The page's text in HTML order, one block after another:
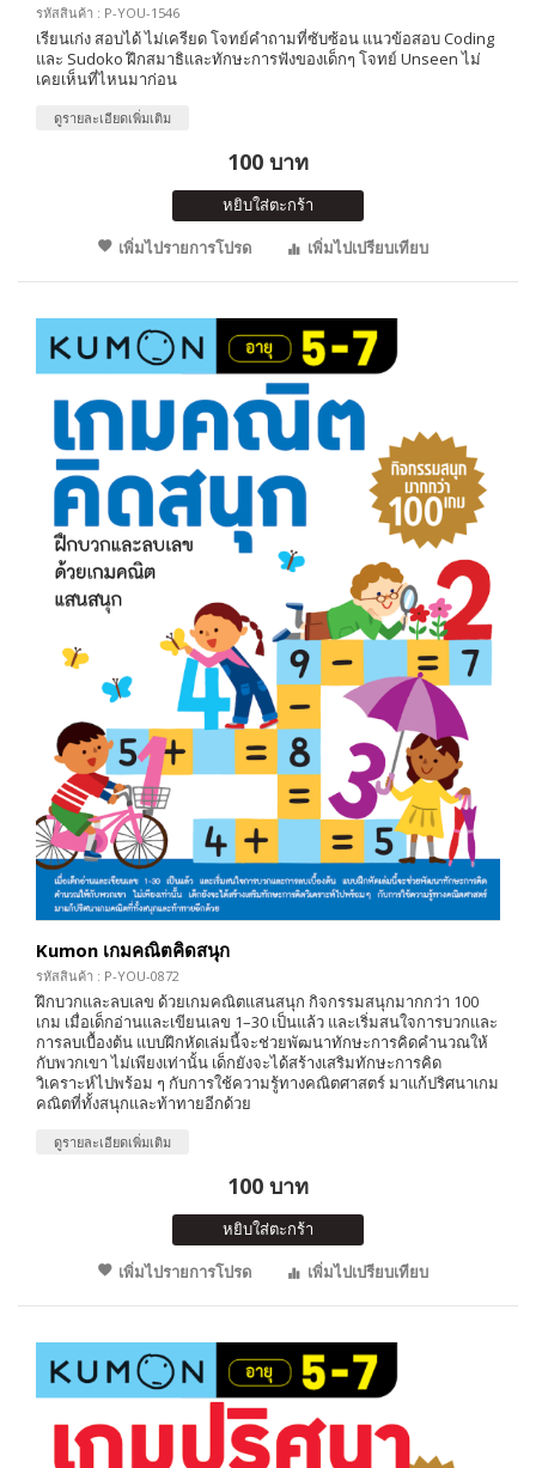
รหัสสินค้า : P-YOU-1546
เรียนเก่ง สอบได้ ไม่เครียด โจทย์คำถามที่ซับซ้อน แนวข้อสอบ Coding
และ Sudoko ฝึกสมาธิและทักษะการฟังของเด็กๆ โจทย์ Unseen ไม่
เคยเห็นที่ไหนมาก่อน
ดูรายละเอียดเพิ่มเติม
100 บาท
หยิบใส่ตะกร้า
เพิ่มไปรายการโปรด
เพิ่มไปเปรียบเทียบ
Kumon เกมคณิตคิดสนุก
รหัสสินค้า : P-YOU-0872
ฝึกบวกและลบเลข ด้วยเกมคณิตแสนสนุก กิจกรรมสนุกมากกว่า 100
เกม เมื่อเด็กอ่านและเขียนเลข 1–30 เป็นแล้ว และเริ่มสนใจการบวกและ
การลบเบื้องต้น แบบฝึกหัดเล่มนี้จะช่วยพัฒนาทักษะการคิดคำนวณให้
กับพวกเขา ไม่เพียงเท่านั้น เด็กยังจะได้สร้างเสริมทักษะการคิด
วิเคราะห์ไปพร้อม ๆ กับการใช้ความรู้ทางคณิตศาสตร์ มาแก้ปริศนาเกม
คณิตที่ทั้งสนุกและท้าทายอีกด้วย
ดูรายละเอียดเพิ่มเติม
100 บาท
หยิบใส่ตะกร้า
เพิ่มไปรายการโปรด
เพิ่มไปเปรียบเทียบ